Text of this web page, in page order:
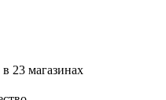
в 23 магазинах